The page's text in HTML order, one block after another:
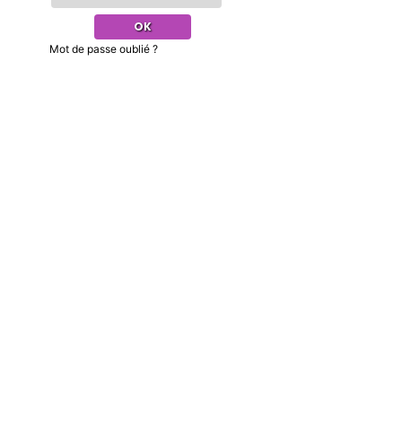
Mot de passe oublié ?